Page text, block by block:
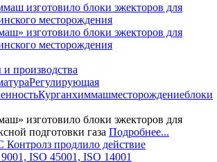
изготовило блоки эжекторов для
месторождения
производства
Регулирующая
Курганхиммашместорождениеблоки
изготовило блоки эжекторов для
подготовки газа Подробнее...